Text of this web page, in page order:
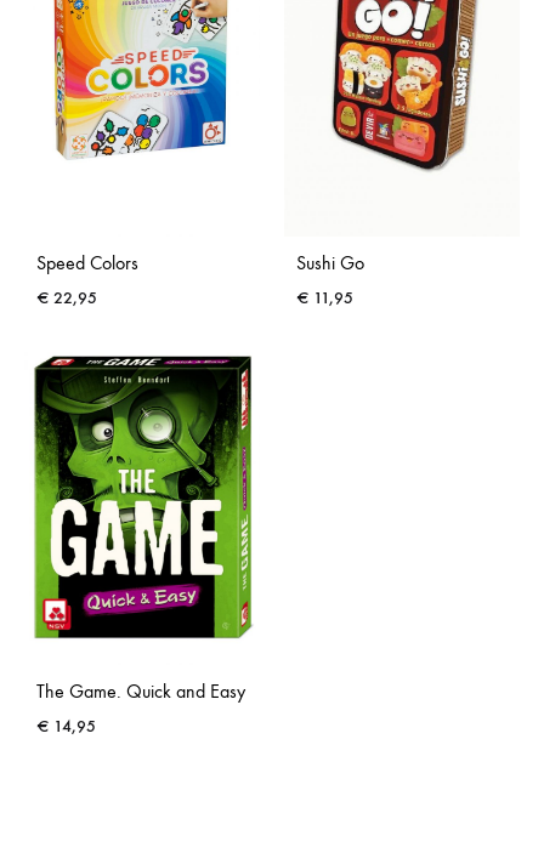
Speed Colors
€ 22,95
Sushi Go
€ 11,95
The Game. Quick and Easy
€ 14,95